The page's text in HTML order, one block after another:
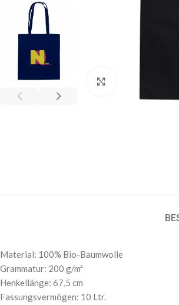
Material: 100% Bio-Baumwolle
Grammatur: 200 g/m²
Henkellänge: 67,5 cm
Fassungsvermögen: 10 Ltr.